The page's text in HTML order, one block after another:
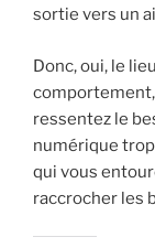
sortie vers un
Donc, oui, le
comportement,
ressentez le
numérique
qui vous
raccrocher les